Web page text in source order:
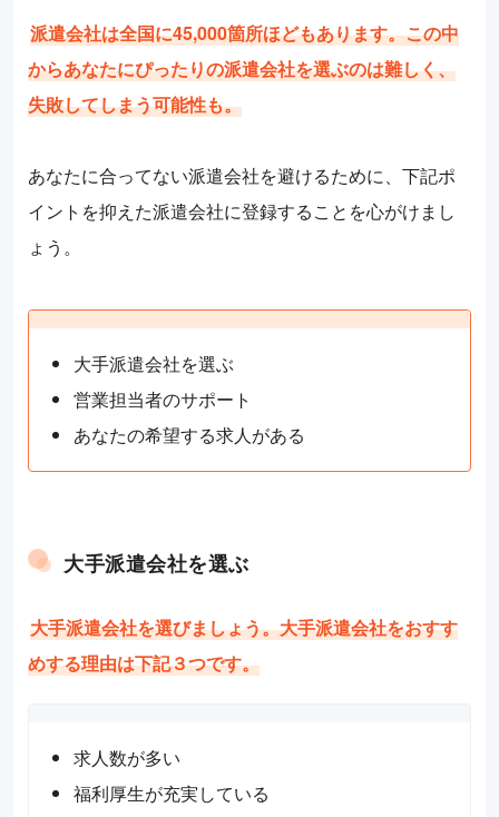
派遣会社は全国に45,000箇所ほどもあります。この中
からあなたにぴったりの派遣会社を選ぶのは難しく、
失敗してしまう可能性も。
あなたに合ってない派遣会社を避けるために、下記ポ
イントを抑えた派遣会社に登録することを心がけまし
ょう。
大手派遣会社を選ぶ
営業担当者のサポート
あなたの希望する求人がある
大手派遣会社を選ぶ
大手派遣会社を選びましょう。大手派遣会社をおすす
めする理由は下記３つです。
求人数が多い
福利厚生が充実している